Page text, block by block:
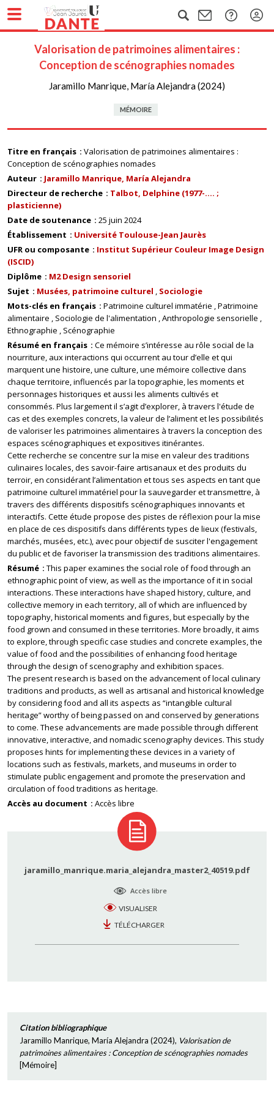
Valorisation de patrimoines alimentaires :
Conception de scénographies nomades
Jaramillo Manrique, María Alejandra (2024)
MÉMOIRE
Titre en français
Valorisation de patrimoines alimentaires :
Conception de scénographies nomades
Auteur
Jaramillo Manrique, María Alejandra
Directeur de recherche
Talbot, Delphine (1977-.... ;
plasticienne)
Date de soutenance
25 juin 2024
Établissement
Université Toulouse-Jean Jaurès
UFR ou composante
Institut Supérieur Couleur Image Design
(ISCID)
Diplôme
M2 Design sensoriel
Sujet
Musées, patrimoine culturel
Sociologie
Mots-clés en français
Patrimoine culturel immatérie Patrimoine
alimentaire
Sociologie de l'alimentation Anthropologie sensorielle
Ethnographie
Scénographie
Résumé en français
Ce mémoire s’intéresse au rôle social de la
nourriture, aux interactions qui occurrent au tour d’elle et qui
marquent une histoire, une culture, une mémoire collective dans
chaque territoire, influencés par la topographie, les moments et
personnages historiques et aussi les aliments cultivés et
consommés. Plus largement il s’agit d’explorer, à travers l'étude de
cas et des exemples concrets, la valeur de l’aliment et les possibilités
de valoriser les patrimoines alimentaires à travers la conception des
espaces scénographiques et expositives itinérantes.
Cette recherche se concentre sur la mise en valeur des traditions
culinaires locales, des savoir-faire artisanaux et des produits du
terroir, en considérant l’alimentation et tous ses aspects en tant que
patrimoine culturel immatériel pour la sauvegarder et transmettre, à
travers des différents dispositifs scénographiques innovants et
interactifs. Cette étude propose des pistes de réflexion pour la mise
en place de ces dispositifs dans différents types de lieux (festivals,
marchés, musées, etc.), avec pour objectif de susciter l'engagement
du public et de favoriser la transmission des traditions alimentaires.
Résumé
This paper examines the social role of food through an
ethnographic point of view, as well as the importance of it in social
interactions. These interactions have shaped history, culture, and
collective memory in each territory, all of which are influenced by
topography, historical moments and figures, but especially by the
food grown and consumed in these territories. More broadly, it aims
to explore, through specific case studies and concrete examples, the
value of food and the possibilities of enhancing food heritage
through the design of scenography and exhibition spaces.
The present research is based on the advancement of local culinary
traditions and products, as well as artisanal and historical knowledge
by considering food and all its aspects as “intangible cultural
heritage” worthy of being passed on and conserved by generations
to come. These advancements are made possible through different
innovative, interactive, and nomadic scenography devices. This study
proposes hints for implementing these devices in a variety of
locations such as festivals, markets, and museums in order to
stimulate public engagement and promote the preservation and
circulation of food traditions as heritage.
Accès au document
Accès libre
jaramillo_manrique.maria_alejandra_master2_40519.pdf
Accès libre
VISUALISER
TÉLÉCHARGER
Citation bibliographique
Jaramillo Manrique, María Alejandra (2024), Valorisation de
patrimoines alimentaires : Conception de scénographies nomades
[Mémoire]